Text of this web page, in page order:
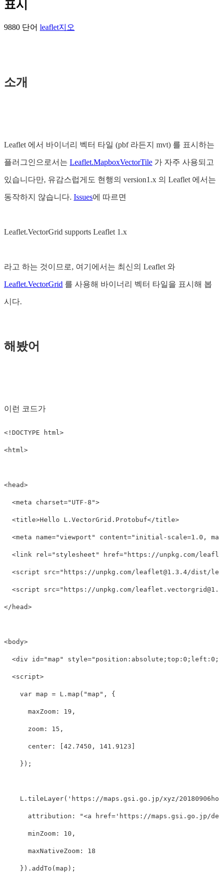
표시
9880 단어 leaflet지오
소개
Leaflet 에서 바이너리 벡터 타일 (pbf 라든지 mvt) 를 표시하는
플러그인으로서는 Leaflet.MapboxVectorTile 가 자주 사용되고
있습니다만, 유감스럽게도 현행의 version1.x 의 Leaflet 에서는
동작하지 않습니다. Issues에 따르면
Leaflet.VectorGrid supports Leaflet 1.x
라고 하는 것이므로, 여기에서는 최신의 Leaflet 와
Leaflet.VectorGrid 를 사용해 바이너리 벡터 타일을 표시해 봅
시다.
해봤어
이런 코드가
<!DOCTYPE html>
<html>
<head>
<meta charset="UTF-8">
<title>Hello L.VectorGrid.Protobuf</title>
<meta name="viewport" content="initial-scale=1.0,
<link rel="stylesheet" href="https://unpkg.com/
<script src="https://unpkg.com/ leaflet@1.3.4/dist/
<script src="https://unpkg.com/
</head>
<body>
<div id="map" style=
<script>
var map = L . map ( "map " , {
maxZoom : 19 ,
zoom : 15 ,
center : 42.7450 , 141.9123
});
L . tileLayer( ' https://maps.gsi.go.jp/xyz/
attribution : "<a href='https://maps.gsi.go.jp/
minZoom : 10 ,
maxNativeZoom : 18
}). addTo ( map );